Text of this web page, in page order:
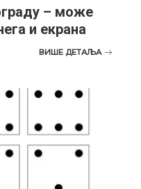
– може
и екрана
ВИШЕ ДЕТАЉА